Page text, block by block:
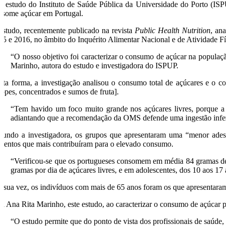
estudo do Instituto de Saúde Pública da Universidade do Porto
açúcar em Portugal.
recentemente publicado na revista Public Health Nutrition,
e 2016, no âmbito do Inquérito Alimentar Nacional e de Atividade
“O nosso objetivo foi caracterizar o consumo de açúcar na
Marinho, autora do estudo e investigadora do ISPUP.
forma, a investigação analisou o consumo total de açúcares e o
concentrados e sumos de fruta].
“Tem havido um foco muito grande nos açúcares livres, porque
adiantando que a recomendação da OMS defende uma ingestão
a investigadora, os grupos que apresentaram uma “menor
que mais contribuíram para o elevado consumo.
“Verificou-se que os portugueses consomem em média 84 gramas
gramas por dia de açúcares livres, e em adolescentes, dos 10 aos
sua vez, os indivíduos com mais de 65 anos foram os que
Ana Rita Marinho, este estudo, ao caracterizar o consumo de
“O estudo permite que do ponto de vista dos profissionais de